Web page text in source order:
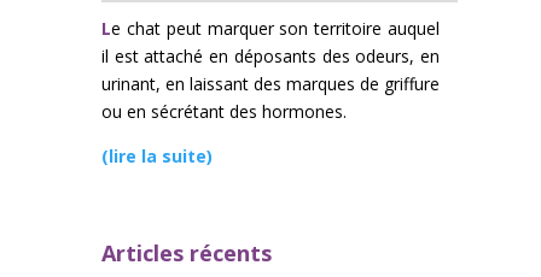
Le chat peut marquer son territoire auquel
il est attaché en déposants des odeurs, en
urinant, en laissant des marques de griffure
ou en sécrétant des hormones.
(lire la suite)
Articles récents